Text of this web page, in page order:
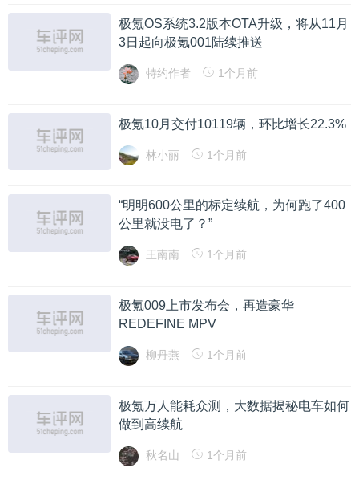
极氪OS系统3.2版本OTA升级，将从11月
3日起向极氪001陆续推送
特约作者 1个月前
极氪10月交付10119辆，环比增长22.3%
林小丽 1个月前
“明明600公里的标定续航，为何跑了400
公里就没电了？”
王南南 1个月前
极氪009上市发布会，再造豪华
REDEFINE MPV
柳丹燕 1个月前
极氪万人能耗众测，大数据揭秘电车如何
做到高续航
秋名山 1个月前